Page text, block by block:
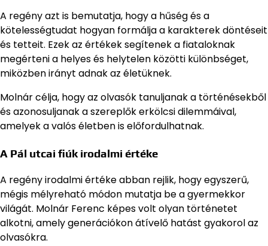
A regény azt is bemutatja, hogy a hűség és a
kötelességtudat hogyan formálja a karakterek döntéseit
és tetteit. Ezek az értékek segítenek a fiataloknak
megérteni a helyes és helytelen közötti különbséget,
miközben irányt adnak az életüknek.
Molnár célja, hogy az olvasók tanuljanak a történésekből
és azonosuljanak a szereplők erkölcsi dilemmáival,
amelyek a valós életben is előfordulhatnak.
A Pál utcai fiúk irodalmi értéke
A regény irodalmi értéke abban rejlik, hogy egyszerű,
mégis mélyreható módon mutatja be a gyermekkor
világát. Molnár Ferenc képes volt olyan történetet
alkotni, amely generációkon átívelő hatást gyakorol az
olvasókra.